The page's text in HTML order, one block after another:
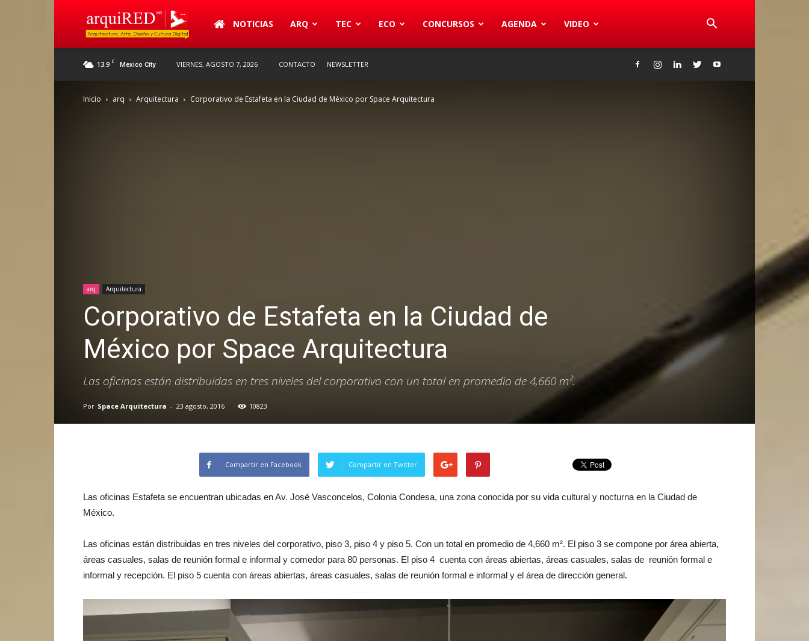
arquiREDNOTICIAS ARQ TEC ECO CONCURSOS AGENDA VIDEO
13.9 C Mexico City VIERNES, AGOSTO 7, 2026 CONTACTO NEWSLETTER
Inicio arq Arquitectura Corporativo de Estafeta en la Ciudad de México por Space Arquitectura
arq Arquitectura
Corporativo de Estafeta en la Ciudad de
México por Space Arquitectura
Las oficinas están distribuidas en tres niveles del corporativo con un total en promedio de 4,660 m².
Por Space Arquitectura - 23 agosto, 2016 10823
Compartir en Facebook Compartir en Twitter
Las oficinas Estafeta se encuentran ubicadas en Av. José Vasconcelos, Colonia Condesa, una zona conocida por su vida cultural y nocturna en la Ciudad de
México.
Las oficinas están distribuidas en tres niveles del corporativo, piso 3, piso 4 y piso 5. Con un total en promedio de 4,660 m². El piso 3 se compone por área abierta,
áreas casuales, salas de reunión formal e informal y comedor para 80 personas. El piso 4 cuenta con áreas abiertas, áreas casuales, salas de reunión formal e
informal y recepción. El piso 5 cuenta con áreas abiertas, áreas casuales, salas de reunión formal e informal y el área de dirección general.